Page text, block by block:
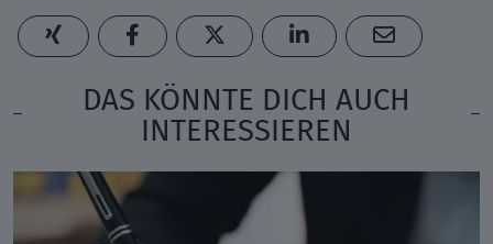
DAS KÖNNTE DICH AUCH
INTERESSIEREN